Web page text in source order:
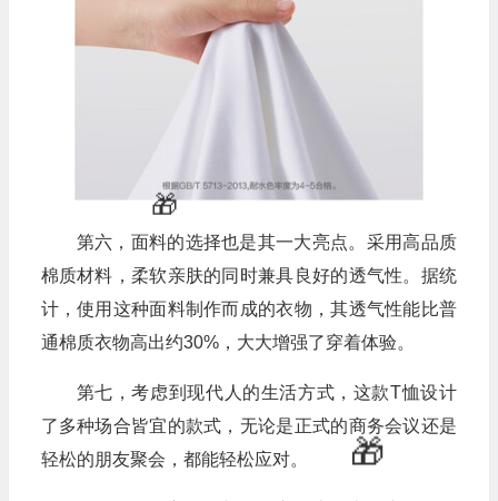
第六，面料的选择也是其一大亮点。采用高品质
棉质材料，柔软亲肤的同时兼具良好的透气性。据统
计，使用这种面料制作而成的衣物，其透气性能比普
通棉质衣物高出约30%，大大增强了穿着体验。
第七，考虑到现代人的生活方式，这款T恤设计
了多种场合皆宜的款式，无论是正式的商务会议还是
轻松的朋友聚会，都能轻松应对。
🧧